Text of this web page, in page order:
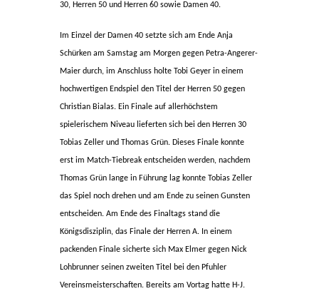
30, Herren 50 und Herren 60 sowie Damen 40.
Im Einzel der Damen 40 setzte sich am Ende Anja
Schürken am Samstag am Morgen gegen Petra-Angerer-
Maier durch, im Anschluss holte Tobi Geyer in einem
hochwertigen Endspiel den Titel der Herren 50 gegen
Christian Bialas. Ein Finale auf allerhöchstem
spielerischem Niveau lieferten sich bei den Herren 30
Tobias Zeller und Thomas Grün. Dieses Finale konnte
erst im Match-Tiebreak entscheiden werden, nachdem
Thomas Grün lange in Führung lag konnte Tobias Zeller
das Spiel noch drehen und am Ende zu seinen Gunsten
entscheiden. Am Ende des Finaltags stand die
Königsdisziplin, das Finale der Herren A. In einem
packenden Finale sicherte sich Max Elmer gegen Nick
Lohbrunner seinen zweiten Titel bei den Pfuhler
Vereinsmeisterschaften. Bereits am Vortag hatte H-J.